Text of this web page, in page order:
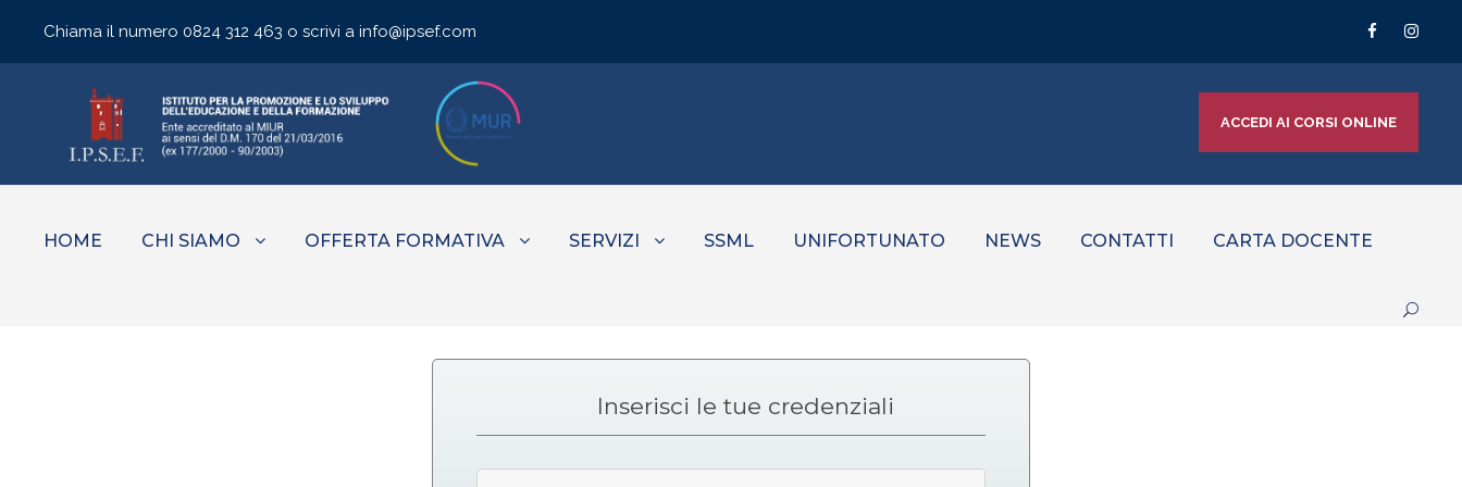
Chiama il numero 0824 312 463 o scrivi a info@ipsef.com
ACCEDI AI CORSI ONLINE
HOME CHI SIAMO OFFERTA FORMATIVA SERVIZI SSML UNIFORTUNATO NEWS CONTATTI CARTA DOCENTE
Inserisci le tue credenziali